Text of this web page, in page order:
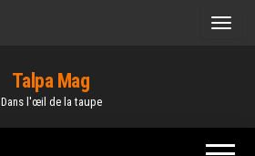
Talpa Mag
Dans l'œil de la taupe